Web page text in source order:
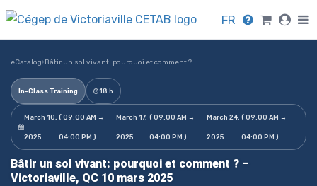
FR
eCatalog›Bâtir un sol vivant: pourquoi et comment ?
In-Class Training 18 h
March 10,
2025
( 09:00 AM →
04:00 PM )
March 17,
2025
( 09:00 AM →
04:00 PM )
March 24,
2025
( 09:00 AM →
04:00 PM )
Bâtir un sol vivant: pourquoi et comment ? –
Victoriaville, QC 10 mars 2025